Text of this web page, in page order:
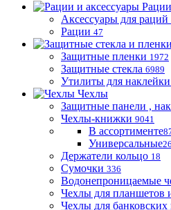
Аксессуары для раций
Рации 47
Защитные пленки 1972
Защитные стекла 6989
Утилиты для наклейки
Чехлы
Защитные панели ,
Чехлы-книжки 9041
В ассортименте
Универсальные
Держатели кольцо 18
Сумочки 336
Водонепроницаемые
Чехлы для планшетов
Чехлы для банковских